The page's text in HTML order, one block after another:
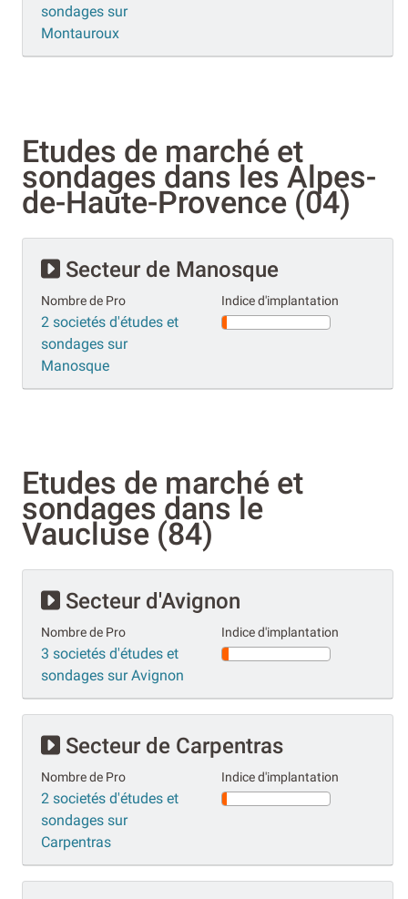
sondages sur
Montauroux
Etudes de marché et
sondages dans les Alpes-
de-Haute-Provence (04)
Secteur de Manosque
Nombre de Pro
2 societés d'études et
sondages sur
Manosque
Indice d'implantation
Etudes de marché et
sondages dans le
Vaucluse (84)
Secteur d'Avignon
Nombre de Pro
3 societés d'études et
sondages sur Avignon
Indice d'implantation
Secteur de Carpentras
Nombre de Pro
2 societés d'études et
sondages sur
Carpentras
Indice d'implantation